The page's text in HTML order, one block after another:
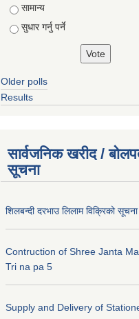
सामान्य
सुधार गर्नु पर्ने
Older polls
Results
सार्वजनिक खरीद /
सूचना
शिलबन्दी दरभाउ लिलाम विक्रिको
Contruction of Shree Janta Ma
Tri na pa 5
Supply and Delivery of